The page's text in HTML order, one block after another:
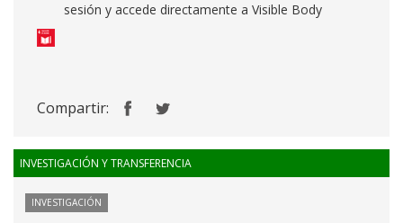
sesión y accede directamente a Visible Body
Compartir:
INVESTIGACIÓN Y TRANSFERENCIA
INVESTIGACIÓN